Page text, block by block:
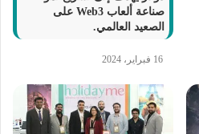
صناعة ألعاب Web3 على
الصعيد العالمي.
16 فبراير، 2024